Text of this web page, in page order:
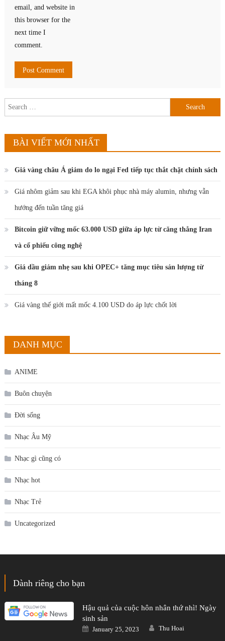
email, and website in
this browser for the
next time I
comment.
Search
for:
BÀI VIẾT MỚI NHẤT
Giá vàng châu Á giảm do lo ngại Fed tiếp tục thắt chặt chính sách
Giá nhôm giảm sau khi EGA khôi phục nhà máy alumin, nhưng vẫn
hướng đến tuần tăng giá
Bitcoin giữ vững mốc 63.000 USD giữa áp lực từ căng thẳng Iran
và cổ phiếu công nghệ
Giá dầu giảm nhẹ sau khi OPEC+ tăng mục tiêu sản lượng từ
tháng 8
Giá vàng thế giới mất mốc 4.100 USD do áp lực chốt lời
DANH MỤC
ANIME
Buôn chuyện
Đời sống
Nhạc Âu Mỹ
Nhạc gì cũng có
Nhạc hot
Nhạc Trẻ
Uncategorized
Dành riêng cho bạn
Hậu quả của cuộc hôn nhân thứ nhì! Ngày
sinh sản
Posted
on
January 25, 2023 Author
Thu Hoai